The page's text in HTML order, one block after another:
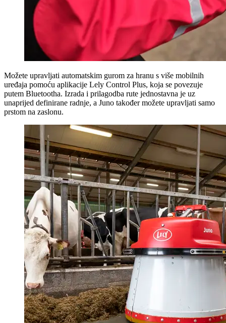
Možete upravljati automatskim gurom za hranu s više mobilnih
uređaja pomoću aplikacije Lely Control Plus, koja se povezuje
putem Bluetootha. Izrada i prilagodba rute jednostavna je uz
unaprijed definirane radnje, a Juno također možete upravljati samo
prstom na zaslonu.